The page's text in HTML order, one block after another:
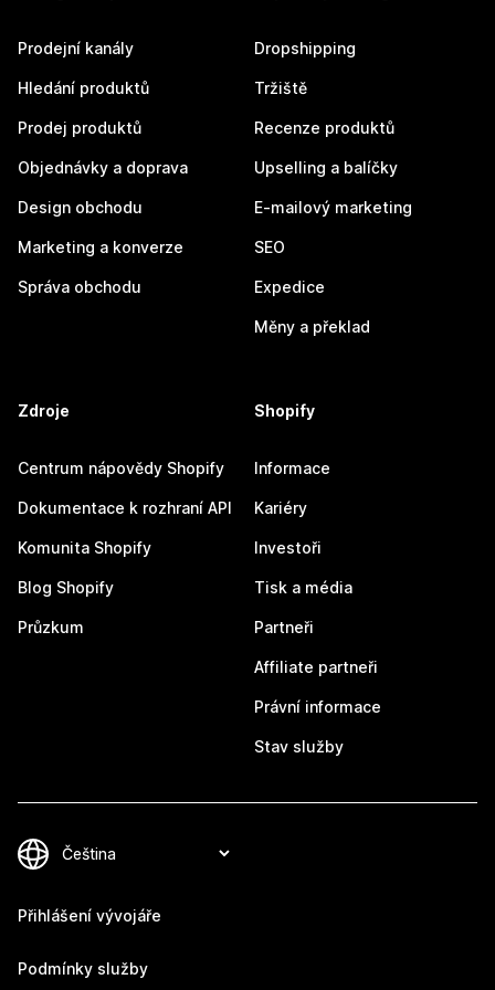
Prodejní kanály
Hledání produktů
Prodej produktů
Objednávky a doprava
Design obchodu
Marketing a konverze
Správa obchodu
Dropshipping
Tržiště
Recenze produktů
Upselling a balíčky
E-mailový marketing
SEO
Expedice
Měny a překlad
Zdroje
Centrum nápovědy Shopify
Dokumentace k rozhraní API
Komunita Shopify
Blog Shopify
Průzkum
Shopify
Informace
Kariéry
Investoři
Tisk a média
Partneři
Affiliate partneři
Právní informace
Stav služby
Přihlášení vývojáře
Podmínky služby